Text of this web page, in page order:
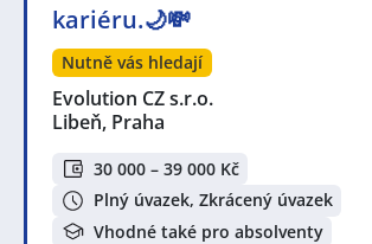
kariéru.🌙💸
Nutně vás hledají
Evolution CZ s.r.o.
Libeň, Praha
30 000 – 39 000 Kč
Plný úvazek, Zkrácený úvazek
Vhodné také pro absolventy